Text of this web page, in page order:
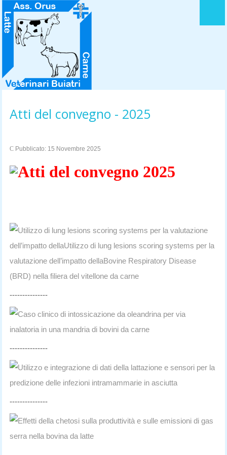
HOME
LOGO DELL' ASSOCIAZIONE
STATUTO
ACCORDO QUADRO
LA MISSION
CONTATTI
Atti del convegno - 2025
Pubblicato: 15 Novembre 2025
Atti del convegno 2025
Utilizzo di lung lesions scoring systems per la valutazione
dell’impatto dellaUtilizzo di lung lesions scoring systems per la
valutazione dell’impatto dellaBovine Respiratory Disease
(BRD) nella filiera del vitellone da carne
---------------
Caso clinico di intossicazione da oleandrina per via
inalatoria in una mandria di bovini da carne
---------------
Utilizzo e integrazione di dati della lattazione e sensori per la
predizione delle infezioni intramammarie in asciutta
---------------
Effetti della chetosi sulla produttività e sulle emissioni di gas
serra nella bovina da latte